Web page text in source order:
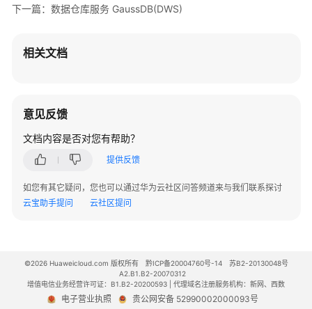
下一篇：数据仓库服务 GaussDB(DWS)
相关文档
意见反馈
文档内容是否对您有帮助？
提供反馈
如您有其它疑问，您也可以通过华为云社区问答频道来与我们联系探讨
云宝助手提问
云社区提问
©2026 Huaweicloud.com 版权所有 黔ICP备20004760号-14
苏B2-20130048号
A2.B1.B2-20070312
增值电信业务经营许可证：B1.B2-20200593 | 代理域名注册服务机构：新网、西数
电子营业执照 贵公网安备 52990002000093号